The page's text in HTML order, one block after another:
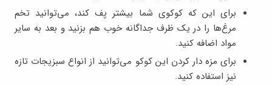
برای این که کوکوی شما بیشتر پف کند، می‌توانید تخم
مرغ‌ها را در یک ظرف جداگانه خوب هم بزنید و بعد به سایر
مواد اضافه کنید.
برای مزه دار کردن این کوکو می‌توانید از انواع سبزیجات تازه
نیز استفاده کنید.